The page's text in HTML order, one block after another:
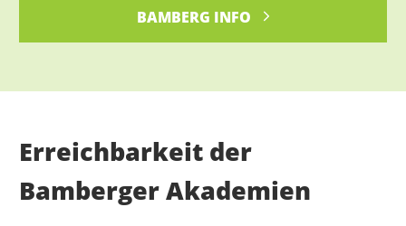
BAMBERG INFO
Erreichbarkeit der
Bamberger Akademien